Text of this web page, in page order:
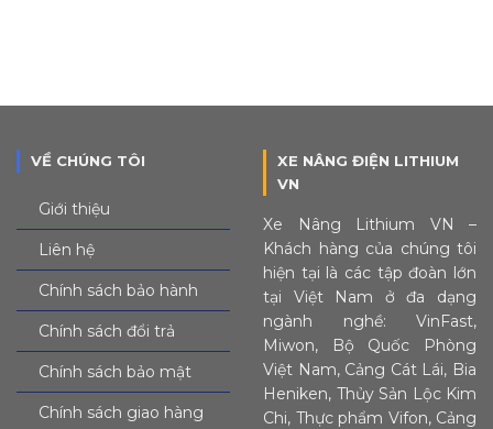
VỀ CHÚNG TÔI
Giới thiệu
Liên hệ
Chính sách bảo hành
Chính sách đổi trả
Chính sách bảo mật
Chính sách giao hàng
XE NÂNG ĐIỆN LITHIUM
VN
Xe Nâng Lithium VN –
Khách hàng của chúng tôi
hiện tại là các tập đoàn lớn
tại Việt Nam ở đa dạng
ngành nghề: VinFast,
Miwon, Bộ Quốc Phòng
Việt Nam, Cảng Cát Lái, Bia
Heniken, Thủy Sản Lộc Kim
Chi, Thực phẩm Vifon, Cảng